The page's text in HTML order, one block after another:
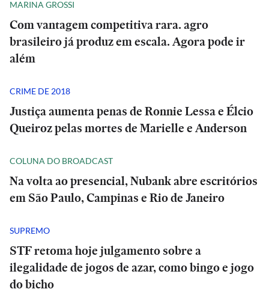
MARINA GROSSI
Com vantagem competitiva rara. agro
brasileiro já produz em escala. Agora pode ir
além
CRIME DE 2018
Justiça aumenta penas de Ronnie Lessa e Élcio
Queiroz pelas mortes de Marielle e Anderson
COLUNA DO BROADCAST
Na volta ao presencial, Nubank abre escritórios
em São Paulo, Campinas e Rio de Janeiro
SUPREMO
STF retoma hoje julgamento sobre a
ilegalidade de jogos de azar, como bingo e jogo
do bicho